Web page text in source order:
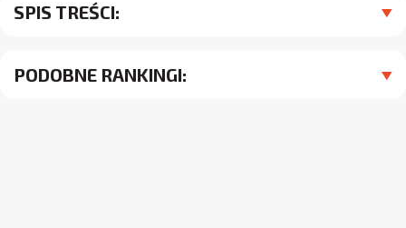
SPIS TREŚCI:
PODOBNE RANKINGI: